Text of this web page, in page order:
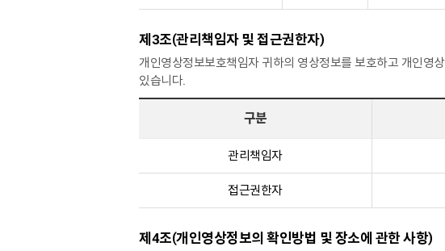
제3조(관리책임자 및 접근권한자)
개인영상정보보호책임자 귀하의 영상정보를 보호하고 개인영
있습니다.
구분
관리책임자
접근권한자
제4조(개인영상정보의 확인방법 및 장소에 관한 사항)